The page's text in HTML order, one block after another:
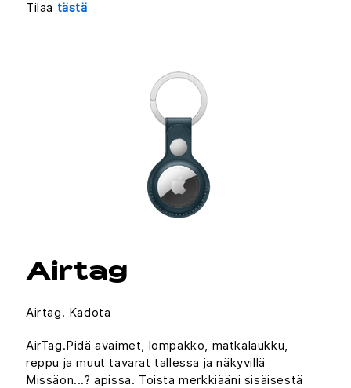
Tilaa tästä
Airtag
Airtag. Kadota
AirTag.Pidä avaimet, lompakko, matkalaukku,
reppu ja muut tavarat tallessa ja näkyvillä
Missäon...? apissa. Toista merkkiääni sisäisestä